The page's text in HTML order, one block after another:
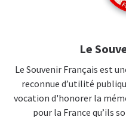
Le
Le Souvenir Français est
reconnue d’utilité
vocation d'honorer la
pour la France qu’ils